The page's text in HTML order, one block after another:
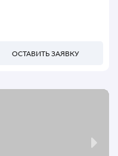
ОСТАВИТЬ ЗАЯВКУ